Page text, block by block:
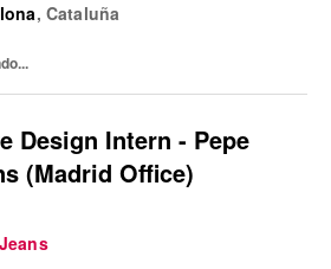
recepción de mercancía,
, Cataluña
Design Intern - Pepe
(Madrid Office)